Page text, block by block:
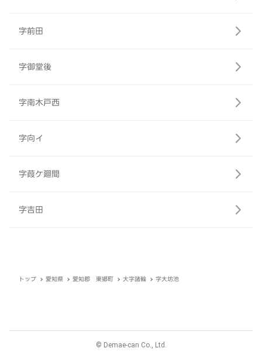
字前田
字御堂後
字南木戸西
字向イ
字葭ケ廻間
字吉田
トップ 愛知県 愛知郡 東郷町 大字諸輪 字大坊池
© Demae-can Co., Ltd.